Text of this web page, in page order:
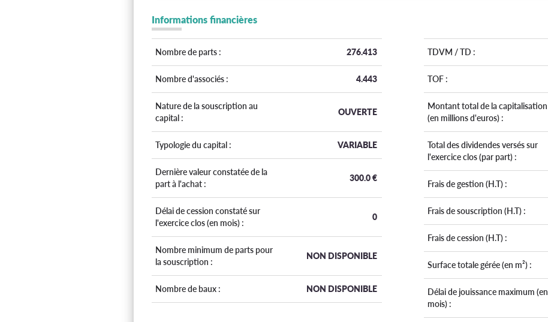
Informations financières
Nombre de parts : 276.413
Nombre d'associés : 4.443
Nature de la souscription au
capital :
OUVERTE
Typologie du capital : VARIABLE
Dernière valeur constatée de la
part à l'achat :
300.0€
Délai de cession constaté sur
l'exercice clos (en mois) :
0
Nombre minimum de parts pour
la souscription :
NON DISPONIBLE
Nombre de baux : NON DISPONIBLE
TDVM / TD :
TOF :
Montant total de la capitalisation
(en millions d'euros) :
Total des dividendes versés sur
l'exercice clos (par part) :
Frais de gestion (H.T) :
Frais de souscription (H.T) :
Frais de cession (H.T) :
Surface totale gérée (en m²) :
Délai de jouissance maximum (en
mois) :